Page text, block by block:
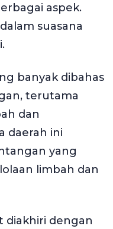
aspek.
suasana
banyak dibahas
terutama
dan
daerah ini
yang
limbah dan
diakhiri dengan